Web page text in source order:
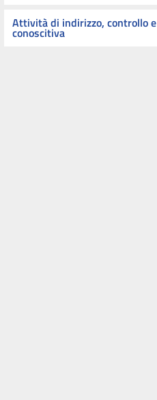
Attività di indirizzo, controllo e
conoscitiva